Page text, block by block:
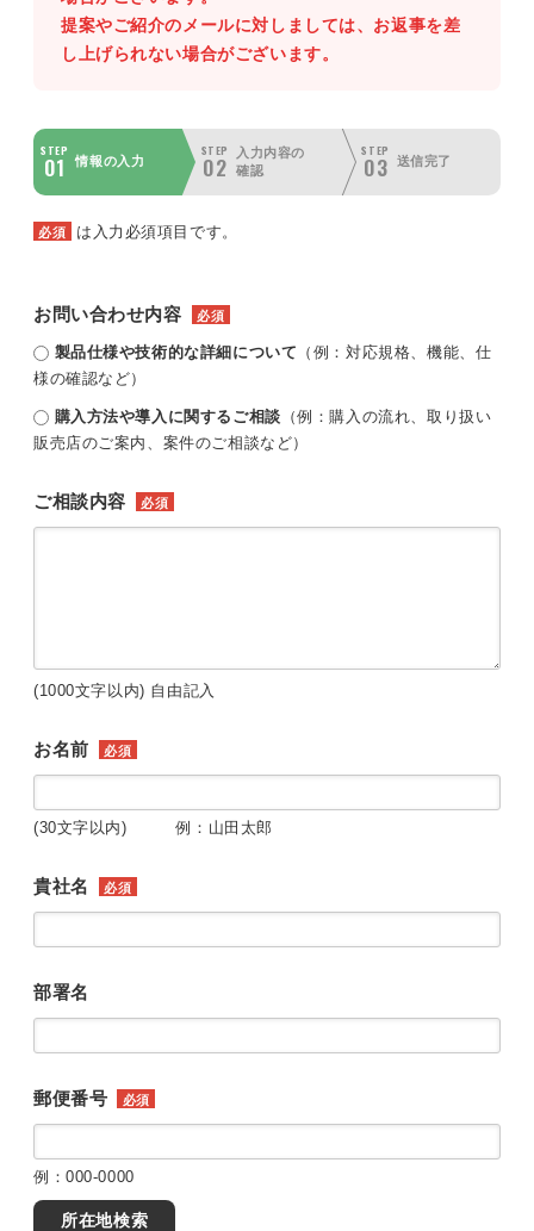
提案やご紹介のメールに対しましては、お返事を差
し上げられない場合がございます。
STEP
01 情報の入力
STEP
02
入力内容の
確認
STEP
03 送信完了
必須 は入力必須項目です。
お問い合わせ内容 必須
製品仕様や技術的な詳細について （例：対応規格、機能、仕
様の確認など）
購入方法や導入に関するご相談 （例：購入の流れ、取り扱い
販売店のご案内、案件のご相談など）
ご相談内容 必須
(1000文字以内) 自由記入
お名前 必須
(30文字以内) 例：山田太郎
貴社名 必須
部署名
郵便番号 必須
例：000-0000
所在地検索